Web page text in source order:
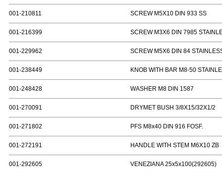
001-210811 SCREW M5X10 DIN 933 SS
001-216399 SCREW M3X6 DIN 7985
001-229962 SCREW M5X6 DIN 84
001-238449 KNOB WITH BAR M8-50
001-248428 WASHER M8 DIN 1587
001-270091 DRYMET BUSH 3/8X15/32X1/2
001-271802 PFS M8x40 DIN 916 FOSF.
001-272191 HANDLE WITH STEM M6X10 ZB
001-292605 VENEZIANA 25x5x100(292605)